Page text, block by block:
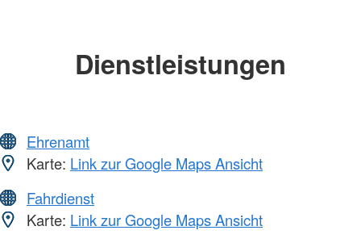
Dienstleistungen
Ehrenamt
Karte: Link zur Google Maps Ansicht
Fahrdienst
Karte: Link zur Google Maps Ansicht